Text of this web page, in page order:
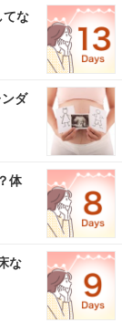
てな
ダ
体
な